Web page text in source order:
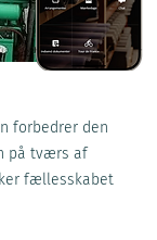
forbedrer den
på tværs af
fællesskabet